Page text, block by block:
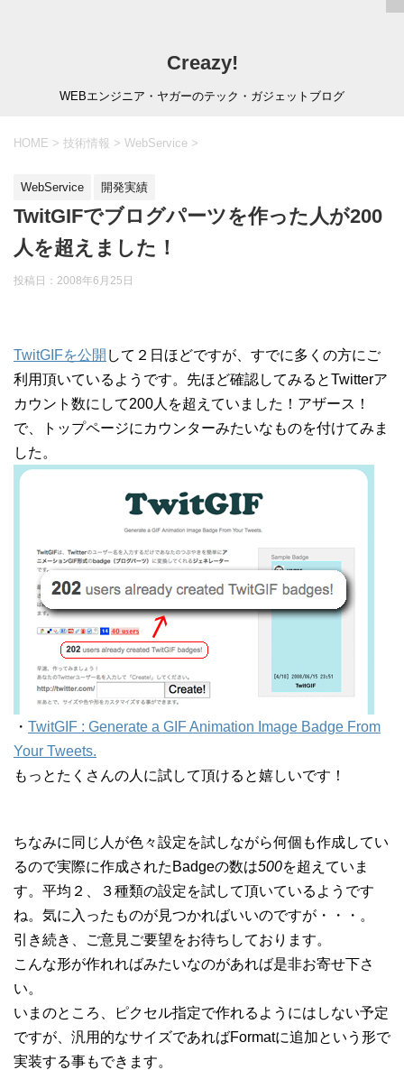
Creazy!
WEBエンジニア・ヤガーのテック・ガジェットブログ
HOME > 技術情報 > WebService >
WebService 開発実績
TwitGIFでブログパーツを作った人が200
人を超えました！
投稿日： 2008年6月25日
TwitGIFを公開 して２日ほどですが、すでに多くの方にご
利用頂いているようです。先ほど確認してみるとTwitterア
カウント数にして200人を超えていました！アザース！
で、トップページにカウンターみたいなものを付けてみま
した。
・ TwitGIF : Generate a GIF Animation Image Badge From
Your Tweets.
もっとたくさんの人に試して頂けると嬉しいです！
ちなみに同じ人が色々設定を試しながら何個も作成してい
るので実際に作成されたBadgeの数は500を超えていま
す。平均２、３種類の設定を試して頂いているようです
ね。気に入ったものが見つかればいいのですが・・・。
引き続き、ご意見ご要望をお待ちしております。
こんな形が作れればみたいなのがあれば是非お寄せ下さ
い。
いまのところ、ピクセル指定で作れるようにはしない予定
ですが、汎用的なサイズであればFormatに追加という形で
実装する事もできます。